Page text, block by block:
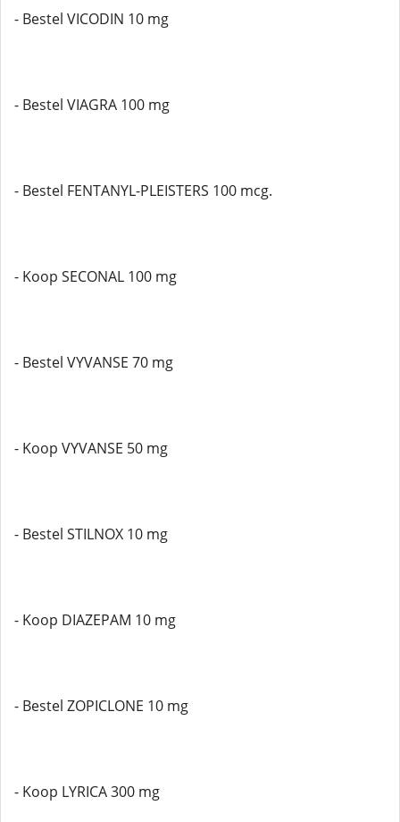
- Bestel VICODIN 10 mg
- Bestel VIAGRA 100 mg
- Bestel FENTANYL-PLEISTERS 100 mcg.
- Koop SECONAL 100 mg
- Bestel VYVANSE 70 mg
- Koop VYVANSE 50 mg
- Bestel STILNOX 10 mg
- Koop DIAZEPAM 10 mg
- Bestel ZOPICLONE 10 mg
- Koop LYRICA 300 mg